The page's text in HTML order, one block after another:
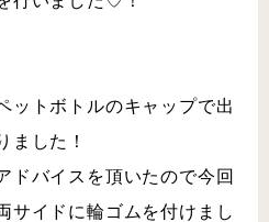
ットボトルのキャップで出
ました！
ドバイスを頂いたので今回
サイドに輪ゴムを付けまし